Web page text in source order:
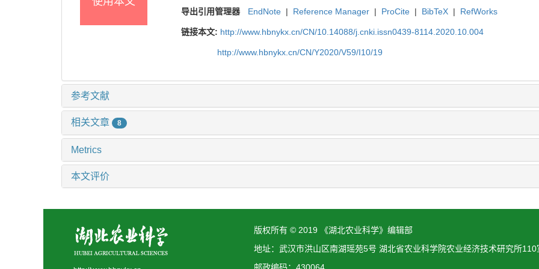
导出引用管理器 EndNote | Reference Manager | ProCite | BibTeX | RefWorks
链接本文: http://www.hbnykx.cn/CN/10.14088/j.cnki.issn0439-8114.2020.10.004
http://www.hbnykx.cn/CN/Y2020/V59/I10/19
参考文献
相关文章 8
Metrics
本文评价
版权所有 © 2019 《湖北农业科学》编辑部
地址：武汉市洪山区南湖瑶苑5号 湖北省农业科学院农业经济技术研究所110
邮政编码：430064